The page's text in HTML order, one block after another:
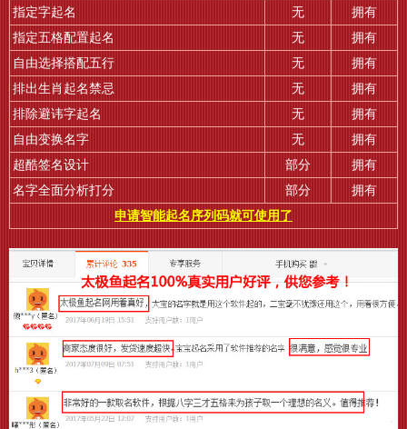
指定字起名
无
拥有
指定五格配置起名
无
拥有
自由选择搭配五行
无
拥有
排出生肖起名禁忌
无
拥有
排除避讳字起名
无
拥有
自由变换名字
无
拥有
超酷签名设计
部分
拥有
名字全面分析打分
部分
拥有
申请智能起名序列码就可使用了